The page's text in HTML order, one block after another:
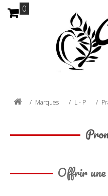
0
Marques L - P
Offrir une